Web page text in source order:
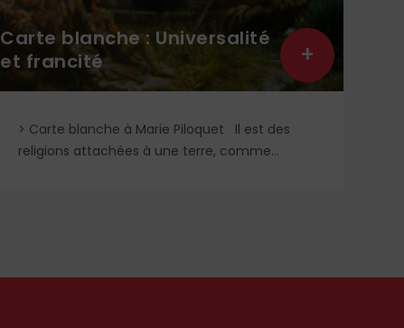
Carte blanche : Universalité
et francité
> Carte blanche à Marie Piloquet Il est des
religions attachées à une terre, comme...
+